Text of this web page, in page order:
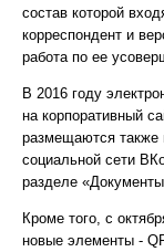
состав которой
корреспондент и
работа по ее
В 2016 году
на корпоративный
размещаются также
социальной сети
разделе
Кроме того, с
новые элементы -